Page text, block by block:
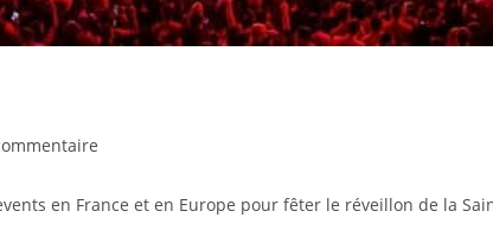
en France et en Europe pour fêter le réveillon de la